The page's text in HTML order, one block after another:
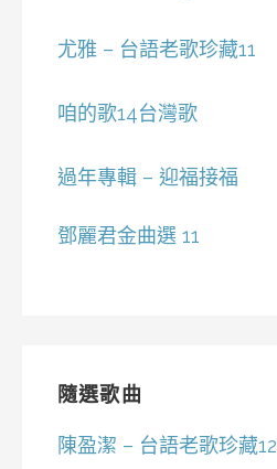
尤雅 – 台語老歌珍藏11
咱的歌14台灣歌
過年專輯 – 迎福接福
鄧麗君金曲選 11
隨選歌曲
陳盈潔 – 台語老歌珍藏12